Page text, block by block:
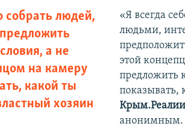
собрать людей,
а не
на камеру
какой ты
хозяин
«Я всегда
людьми,
этой
предложить
показывать,
Крым.Реалии
анонимным.